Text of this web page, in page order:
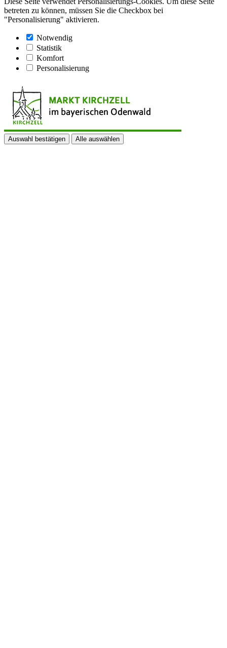
betreten zu können, müssen Sie die Checkbox bei
"Personalisierung" aktivieren.
Notwendig
Statistik
Komfort
Personalisierung
Auswahl bestätigen Alle auswählen